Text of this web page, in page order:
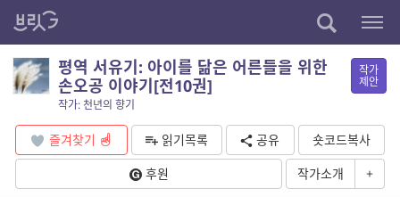
평역 서유기: 아이를 닮은 어른들을 위한
손오공 이야기[전10권]
작가: 천년의 향기
작가
제안
즐겨찾기 읽기목록 공유
숏코드복사
후원
작가소개 +